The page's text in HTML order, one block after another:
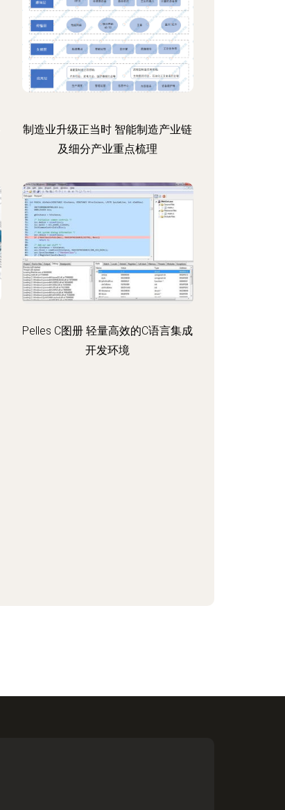
制造业升级正当时 智能制造产业链
及细分产业重点梳理
Pelles C图册 轻量高效的C语言集成
开发环境